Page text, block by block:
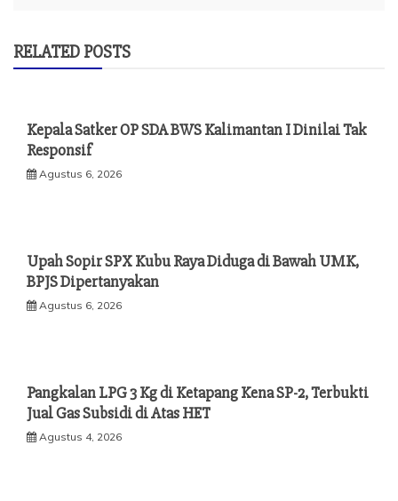
RELATED POSTS
Kepala Satker OP SDA BWS Kalimantan I Dinilai Tak
Responsif
Agustus 6, 2026
Upah Sopir SPX Kubu Raya Diduga di Bawah UMK,
BPJS Dipertanyakan
Agustus 6, 2026
Pangkalan LPG 3 Kg di Ketapang Kena SP-2, Terbukti
Jual Gas Subsidi di Atas HET
Agustus 4, 2026